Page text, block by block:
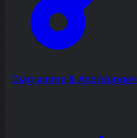
Diagramme & Abbildungen